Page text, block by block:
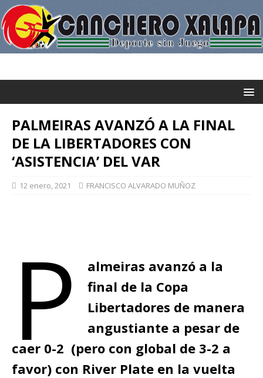
PALMEIRAS AVANZÓ A LA FINAL
DE LA LIBERTADORES CON
‘ASISTENCIA’ DEL VAR
12 enero, 2021 FRANCISCO ALVARADO MUÑOZ
P
almeiras avanzó a la
final de la Copa
Libertadores de manera
angustiante a pesar de
caer 0-2 (pero con global de 3-2 a
favor) con River Plate en la vuelta